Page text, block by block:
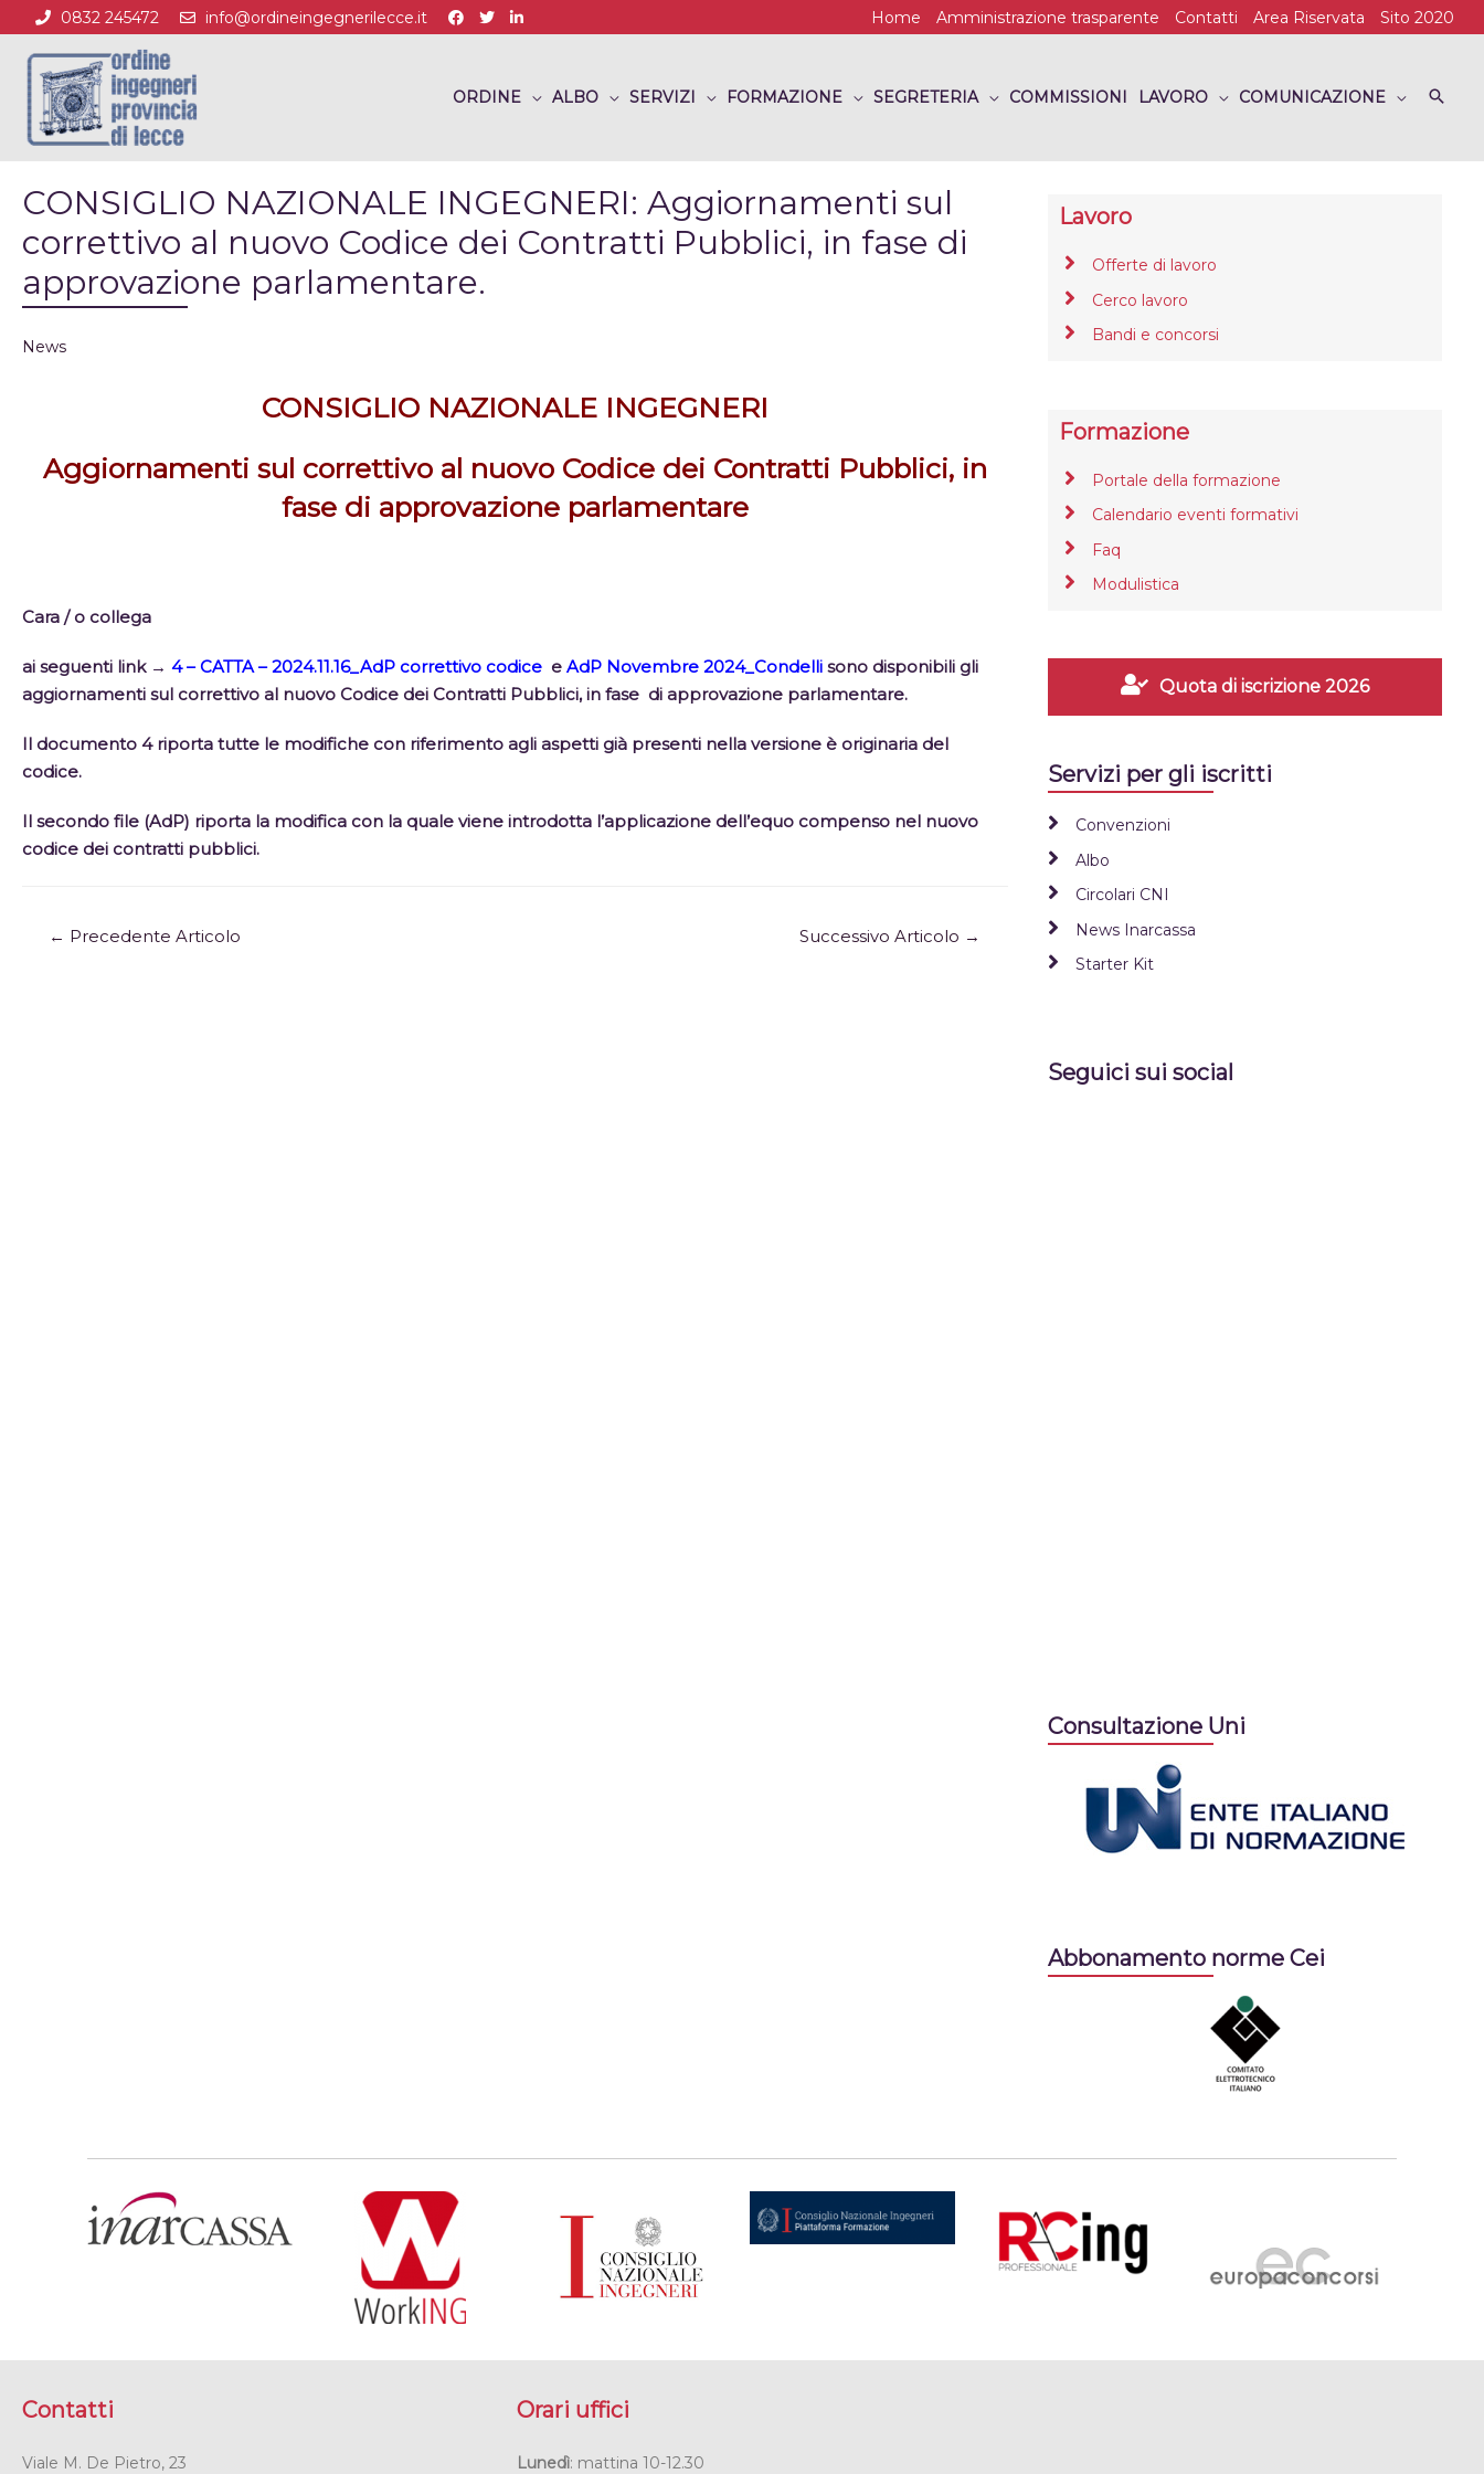
0832 245472 info@ordineingegnerilecce.it Home Amministrazione trasparente Contatti Area Riservata Sito 2020
ORDINE ALBO SERVIZI FORMAZIONE SEGRETERIA COMMISSIONI LAVORO COMUNICAZIONE
CONSIGLIO NAZIONALE INGEGNERI: Aggiornamenti sul
correttivo al nuovo Codice dei Contratti Pubblici, in fase di
approvazione parlamentare.
News
CONSIGLIO NAZIONALE INGEGNERI
Aggiornamenti sul correttivo al nuovo Codice dei Contratti Pubblici, in
fase di approvazione parlamentare
Cara / o collega
ai seguenti link → 4 – CATTA – 2024.11.16_AdP correttivo codice e AdP Novembre 2024_Condelli sono disponibili gli
aggiornamenti sul correttivo al nuovo Codice dei Contratti Pubblici, in fase di approvazione parlamentare.
Il documento 4 riporta tutte le modifiche con riferimento agli aspetti già presenti nella versione è originaria del
codice.
Il secondo file (AdP) riporta la modifica con la quale viene introdotta l’applicazione dell’equo compenso nel nuovo
codice dei contratti pubblici.
← Precedente Articolo Successivo Articolo →
Lavoro
Offerte di lavoro
Cerco lavoro
Bandi e concorsi
Formazione
Portale della formazione
Calendario eventi formativi
Faq
Modulistica
Quota di iscrizione 2026
Servizi per gli iscritti
Convenzioni
Albo
Circolari CNI
News Inarcassa
Starter Kit
Seguici sui social
Consultazione Uni
Abbonamento norme Cei
Contatti
Viale M. De Pietro, 23
Orari uffici
Lunedì: mattina 10-12.30